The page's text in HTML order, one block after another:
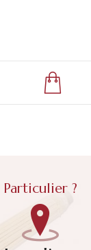
Particulier ?